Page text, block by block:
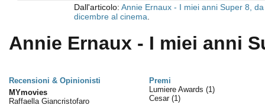
Dall'articolo: Annie Ernaux - I miei anni Super 8,
dicembre al cinema
Annie Ernaux - I miei anni
Recensioni & Opinionisti
Premi
MYmovies
Raffaella Giancristofaro
Lumiere Awards (1)
Cesar (1)